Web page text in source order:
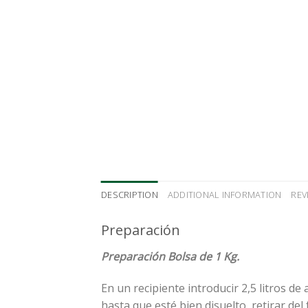
DESCRIPTION ADDITIONAL INFORMATION
Preparación
Preparación Bolsa de 1 Kg.
En un recipiente introducir 2,5 litros de
hasta que esté bien disuelto, retirar